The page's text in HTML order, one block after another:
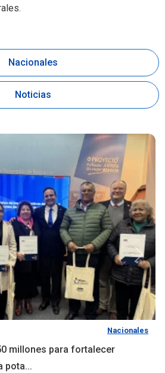
Nacionales
Noticias
Nacionales
millones para fortalecer
pota...